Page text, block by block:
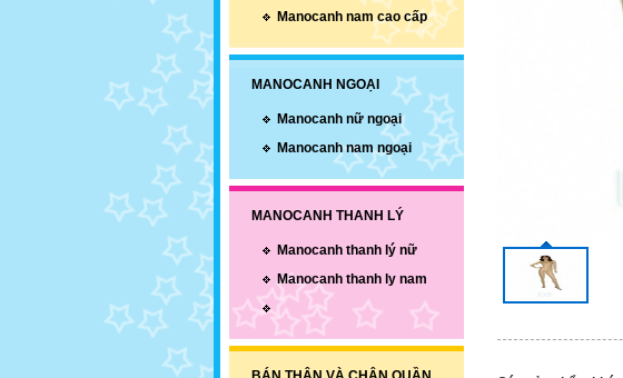
Manocanh nam cao cấp
MANOCANH NGOẠI
Manocanh nữ ngoại
Manocanh nam ngoại
MANOCANH THANH LÝ
Manocanh thanh lý nữ
Manocanh thanh ly nam